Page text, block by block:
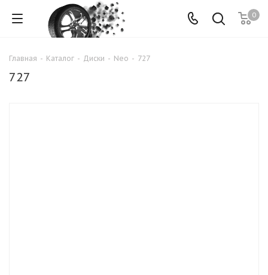
0
Главная - Каталог - Диски - Neo - 727
727